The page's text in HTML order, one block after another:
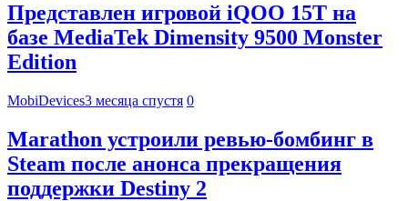
Представлен игровой iQOO 15T на
базе MediaTek Dimensity 9500 Monster
Edition
MobiDevices3 месяца спустя 0
Marathon устроили ревью-бомбинг в
Steam после анонса прекращения
поддержки Destiny 2